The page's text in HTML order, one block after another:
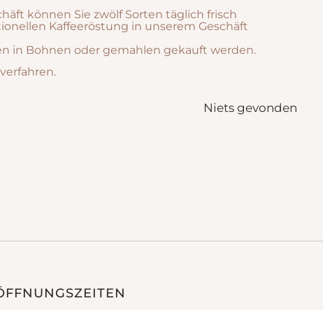
können Sie zwölf Sorten täglich frisch
Kaffeeröstung in unserem Geschäft
in Bohnen oder gemahlen gekauft werden.
Niets gevonden